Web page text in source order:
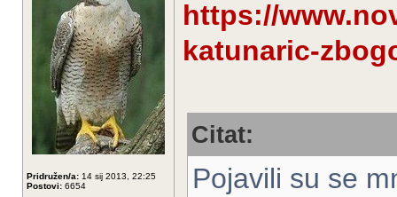
Pridružen/a: 14 sij 2013, 22:25
Postovi: 6654
https://
katunaric-
Citat:
Pojavili su se